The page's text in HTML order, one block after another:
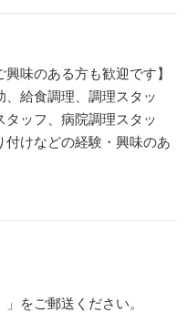
味のある方も歓迎です】
給食調理、調理スタッ
ッフ、病院調理スタッ
けなどの経験・興味のあ
をご郵送ください。